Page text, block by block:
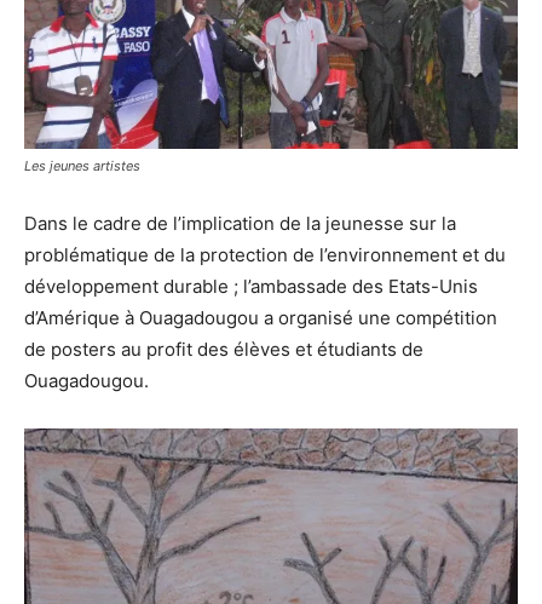
Les jeunes artistes
Dans le cadre de l’implication de la jeunesse sur la
problématique de la protection de l’environnement et du
développement durable ; l’ambassade des Etats-Unis
d’Amérique à Ouagadougou a organisé une compétition
de posters au profit des élèves et étudiants de
Ouagadougou.